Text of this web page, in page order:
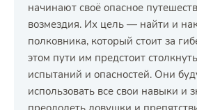
начинают своё опасное
возмездия. Их цель — найти и
полковника, который стоит за
этом пути им предстоит
испытаний и опасностей. Они
использовать все свои навыки и